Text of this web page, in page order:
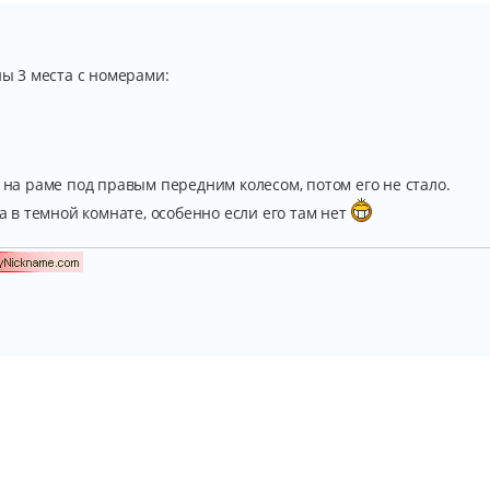
3 места с номерами:
раме под правым передним колесом, потом его не стало.
в темной комнате, особенно если его там нет